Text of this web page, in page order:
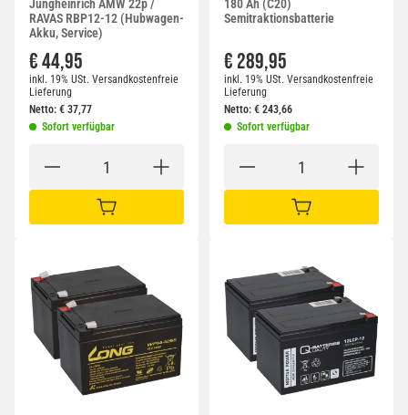
Jungheinrich AMW 22p /
RAVAS RBP12-12 (Hubwagen-
Akku, Service)
€ 44,95
inkl. 19% USt. Versandkostenfreie
Lieferung
Netto: € 37,77
Sofort verfügbar
IN DEN WARENKORB
180 Ah (C20)
Semitraktionsbatterie
€ 289,95
inkl. 19% USt. Versandkostenfreie
Lieferung
Netto: € 243,66
Sofort verfügbar
IN DEN WARENKORB